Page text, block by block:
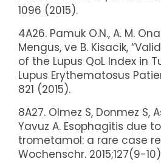
1096 (2015).
4A26. Pamuk O.N., A. M.
Mengus, ve B. Kisacik,
of the Lupus QoL Index in
Lupus Erythematosus
821 (2015).
8A27. Olmez S, Donmez S,
Yavuz A. Esophagitis due
trometamol: a rare case
Wochenschr. 2015;127(9-